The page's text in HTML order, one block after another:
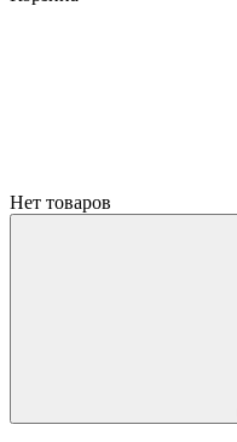
Нет товаров